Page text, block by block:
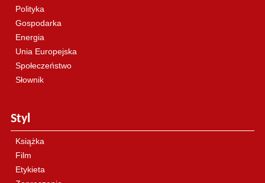
Polityka
Gospodarka
Energia
Unia Europejska
Społeczeństwo
Słownik
Styl
Książka
Film
Etykieta